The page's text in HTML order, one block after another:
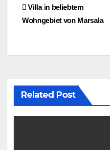
Post
navigation
Villa in beliebtem
Wohngebiet von Marsala
Related Post